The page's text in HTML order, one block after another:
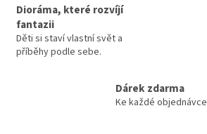
Dioráma, které rozvíjí
fantazii
Děti si staví vlastní svět a
příběhy podle sebe.
Dárek zdarma
Ke každé objednávce